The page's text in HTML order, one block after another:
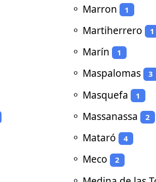
⚬ Marron 1
⚬ Martiherrero 1
⚬ Marín 1
⚬ Maspalomas 3
⚬ Masquefa 1
⚬ Massanassa 2
⚬ Mataró 4
⚬ Meco 2